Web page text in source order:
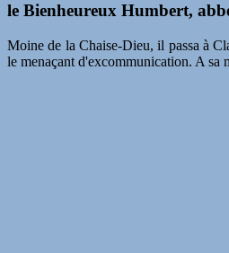
le Bienheureux Humbert,
Moine de la Chaise-Dieu, il passa à
le menaçant d'excommunication. A sa